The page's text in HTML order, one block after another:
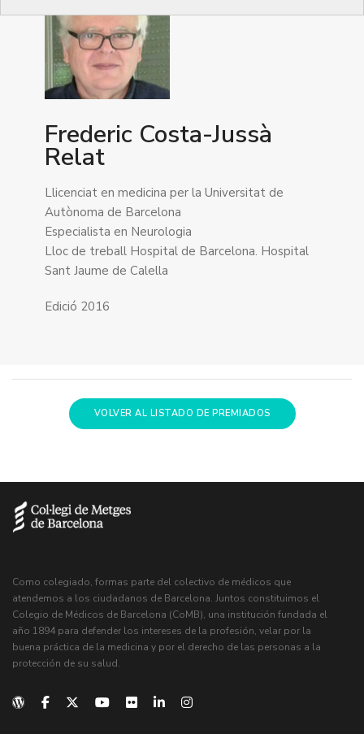
Frederic Costa-Jussà
Relat
Llicenciat en medicina per la Universitat de
Autònoma de Barcelona
Especialista en Neurologia
Lloc de treball Hospital de Barcelona. Hospital
Sant Jaume de Calella
Edició 2016
VOLVER AL LISTADO DE PREMIADOS
Como colegiado, formas parte del colectivo de médicos que
atendemos a los ciudadanos de Barcelona. Juntos constituimos el
Colegio de Médicos de Barcelona (CoMB), una institución fundada el
año 1894 para defender los intereses de la profesión, velar por la
buena práctica de la medicina y por el derecho de las personas a la
protección de su salud.